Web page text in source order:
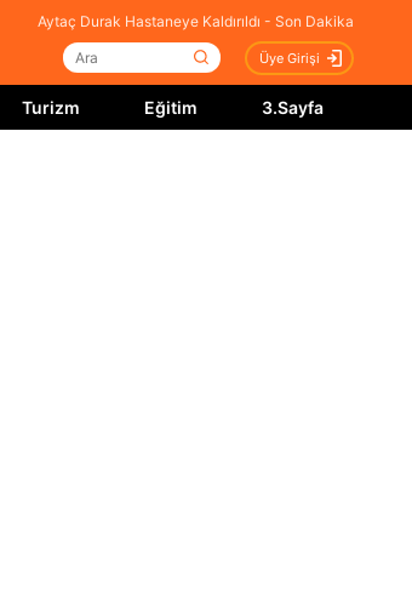
Aytaç Durak Hastaneye Kaldırıldı - Son Dakika
Üye Girişi
Turizm Eğitim 3.Sayfa